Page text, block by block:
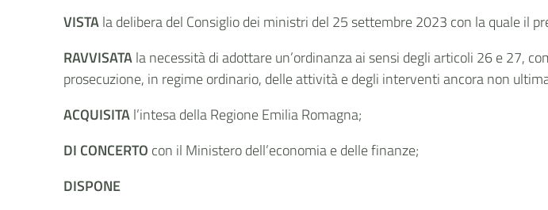
VISTAla delibera del Consiglio dei ministri del 25 settembre 2023 con la quale il
RAVVISATAla necessità di adottare un’ordinanza ai sensi degli articoli 26 e 27,
prosecuzione, in regime ordinario, delle attività e degli interventi ancora non
ACQUISITAl’intesa della Regione Emilia Romagna;
DI CONCERTO con il Ministero dell’economia e delle finanze;
DISPONE